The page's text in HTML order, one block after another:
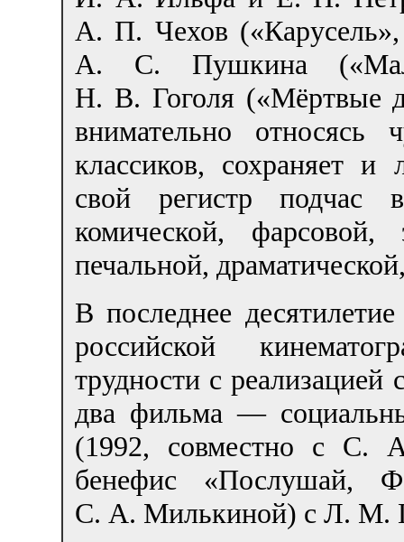
А. П. Чехов
А. С. Пушкина
Н. В. Гоголя («Мёртвые
внимательно
классиков, сохраняет
свой регистр подчас
комической,
печальной,
В последнее
российской
трудности с реализацией
два фильма —
(1992, совместно с С.
бенефис «Послушай,
С. А. Милькиной) с Л. М.